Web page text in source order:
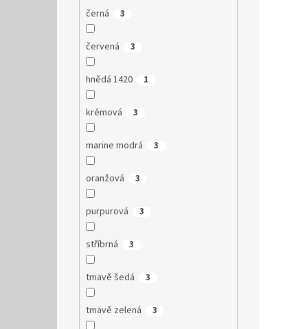
černá 3
červená 3
hnědá 1420 1
krémová 3
marine modrá 3
oranžová 3
purpurová 3
stříbrná 3
tmavě šedá 3
tmavě zelená 3